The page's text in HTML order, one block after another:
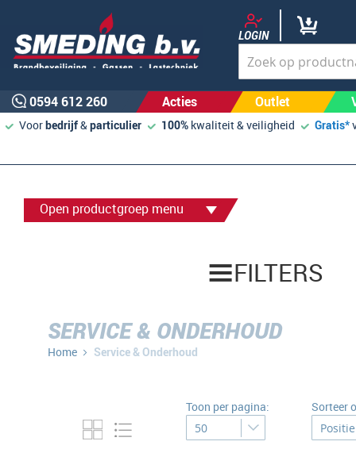
LOGIN
0594 612 260 Acties Outlet
Voorbedrijf&particulier 100% kwaliteit & veiligheid Gratis*
FILTERS
SERVICE & ONDERHOUD
Home Service & Onderhoud
Toon per pagina: Sorteer
Open productgroep menu